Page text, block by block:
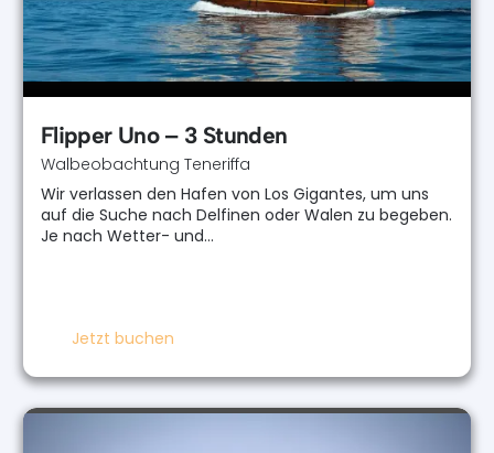
Flipper Uno – 3 Stunden
Walbeobachtung Teneriffa
Wir verlassen den Hafen von Los Gigantes, um uns
auf die Suche nach Delfinen oder Walen zu begeben.
Je nach Wetter- und…
Jetzt buchen